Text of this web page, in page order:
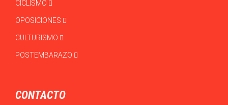
CICLISMO
OPOSICIONES
CULTURISMO
POSTEMBARAZO
CONTACTO